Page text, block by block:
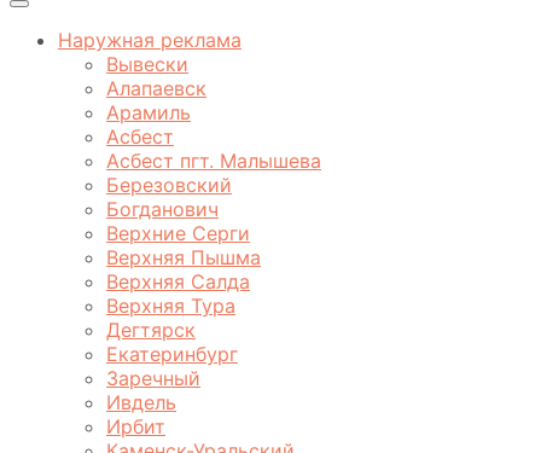
Закрыть
менюНаружная реклама
Вывески
Алапаевск
Арамиль
Асбест
Асбест пгт. Малышева
Березовский
Богданович
Верхние Серги
Верхняя Пышма
Верхняя Салда
Верхняя Тура
Дегтярск
Екатеринбург
Заречный
Ивдель
Ирбит